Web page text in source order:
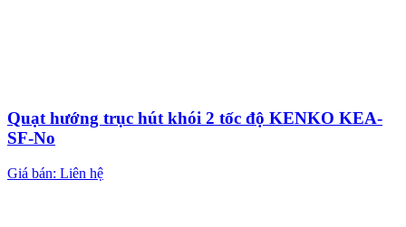
Quạt hướng trục hút khói 2 tốc độ KENKO KEA-
SF-No
Giá bán: Liên hệ